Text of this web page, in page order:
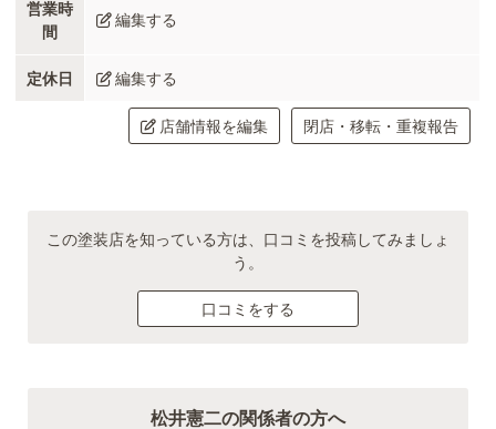
営業時
間
編集する
定休日 編集する
店舗情報を編集 閉店・移転・重複報告
この塗装店を知っている方は、口コミを投稿してみましょ
う。
口コミをする
松井憲二の関係者の方へ